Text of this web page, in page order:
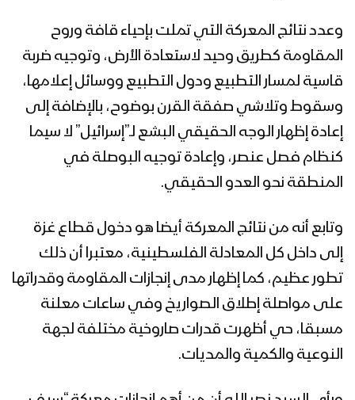
وعدد نتائج المعركة التي تملت بإحياء قافة وروح
المقاومة كطريق وحيد لاستعادة الأرض، وتوجيه ضربة
قاسية لمسار التطبيع ودول التطبيع ووسائل إعلامها،
وسقوط وتلاشي صفقة القرن بوضوح، بالإضافة إلى
إعادة إظهار الوجه الحقيقي البشع لـ”إسرائيل” لا سيما
كنظام فصل عنصر، وإعادة توجيه البوصلة في
المنطقة نحو العدو الحقيقي.
وتابع أنه من نتائج المعركة أيضا هو دخول قطاع غزة
إلى داخل كل المعادلة الفلسطينية، معتبرا أن ذلك
تطور عظيم، كما إظهار مدى إنجازات المقاومة وقدراتها
على مواصلة إطلاق الصواريخ وفي ساعات معلنة
مسبقا، حي أظهرت قدرات صاروخية مختلفة لجهة
النوعية والكمية والمديات.